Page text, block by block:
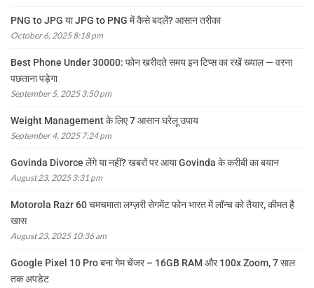
PNG to JPG या JPG to PNG में कैसे बदलें? आसान तरीका
October 6, 2025 8:18 pm
Best Phone Under 30000: फोन खरीदते समय इन टिप्स का रखें ख्याल — वरना
पछताना पड़ेगा
September 5, 2025 3:50 pm
Weight Management के लिए 7 आसान घरेलू उपाय
September 4, 2025 7:24 pm
Govinda Divorce लेंगे या नहीं? खबरों पर आया Govinda के करीबी का बयान
August 23, 2025 3:31 pm
Motorola Razr 60 चमचमाता लग्ज़री सेगमेंट फोन भारत में लॉन्च को तैयार, कीमत है
खास
August 23, 2025 10:36 am
Google Pixel 10 Pro बना गेम चेंजर – 16GB RAM और 100x Zoom, 7 साल
तक अपडेट